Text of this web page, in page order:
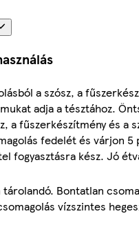
a szósz, a
adja a tésztához.
a fűszerkészítmény és a
fedelét és várjon
fogyasztásra kész. Jó
tárolandó. Bontatlan
vízszintes